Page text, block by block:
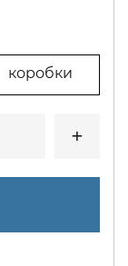
коробки